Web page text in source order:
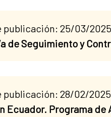
publicación: 25/03/2025
de Seguimiento y
publicación: 28/02/2025
Ecuador. Programa de